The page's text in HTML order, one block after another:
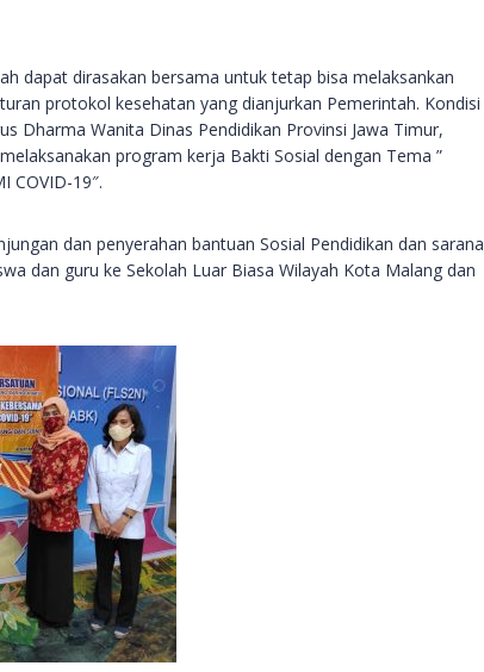
dapat dirasakan bersama untuk tetap bisa melaksankan
protokol kesehatan yang dianjurkan Pemerintah. Kondisi
Dharma Wanita Dinas Pendidikan Provinsi Jawa Timur,
program kerja Bakti Sosial dengan Tema ”
COVID-19″.
dan penyerahan bantuan Sosial Pendidikan dan sarana
dan guru ke Sekolah Luar Biasa Wilayah Kota Malang dan